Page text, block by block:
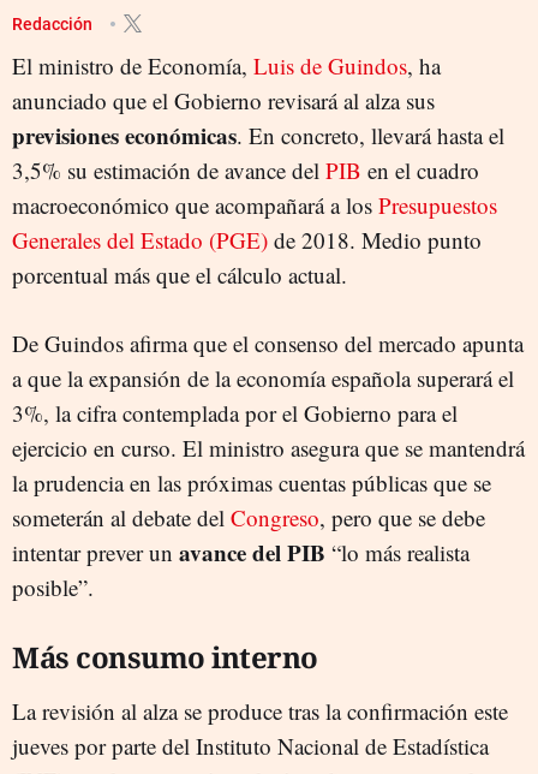
MINISTERIO DE ECONOMÍA
Redacción
El ministro de Economía, Luis de Guindos, ha
anunciado que el Gobierno revisará al alza sus
previsiones económicas. En concreto, llevará hasta el
3,5% su estimación de avance del PIB en el cuadro
macroeconómico que acompañará a los Presupuestos
Generales del Estado (PGE) de 2018. Medio punto
porcentual más que el cálculo actual.
De Guindos afirma que el consenso del mercado apunta
a que la expansión de la economía española superará el
3%, la cifra contemplada por el Gobierno para el
ejercicio en curso. El ministro asegura que se mantendrá
la prudencia en las próximas cuentas públicas que se
someterán al debate del Congreso, pero que se debe
intentar prever un avance del PIB “lo más realista
posible”.
Más consumo interno
La revisión al alza se produce tras la confirmación este
jueves por parte del Instituto Nacional de Estadística